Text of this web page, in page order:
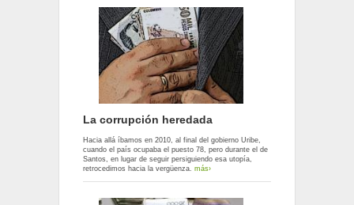
La corrupción heredada
Hacia allá íbamos en 2010, al final del gobierno Uribe,
cuando el país ocupaba el puesto 78, pero durante el de
Santos, en lugar de seguir persiguiendo esa utopía,
retrocedimos hacia la vergüenza. más›